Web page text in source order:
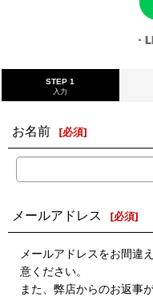
・
STEP 1
入力
お名前 [必須]
メールアドレス [必須]
メールアドレスをお間違
意ください。
また、弊店からのお返事